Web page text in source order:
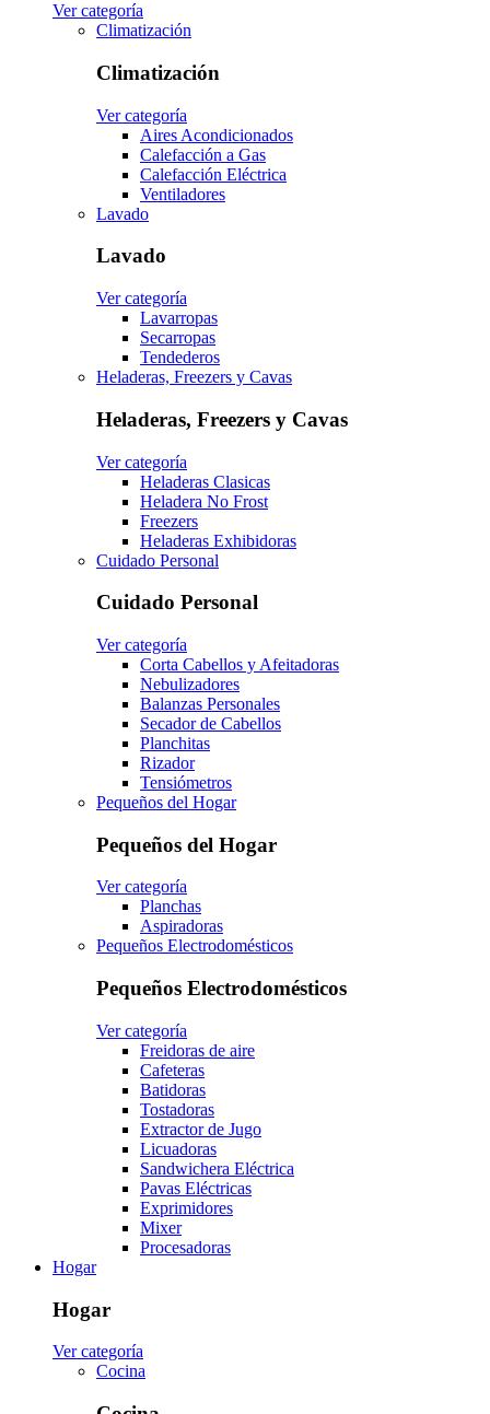
Ver categoría
Climatización
Climatización
Ver categoría
Aires Acondicionados
Calefacción a Gas
Calefacción Eléctrica
Ventiladores
Lavado
Lavado
Ver categoría
Lavarropas
Secarropas
Tendederos
Heladeras, Freezers y Cavas
Heladeras, Freezers y Cavas
Ver categoría
Heladeras Clasicas
Heladera No Frost
Freezers
Heladeras Exhibidoras
Cuidado Personal
Cuidado Personal
Ver categoría
Corta Cabellos y Afeitadoras
Nebulizadores
Balanzas Personales
Secador de Cabellos
Planchitas
Rizador
Tensiómetros
Pequeños del Hogar
Pequeños del Hogar
Ver categoría
Planchas
Aspiradoras
Pequeños Electrodomésticos
Pequeños Electrodomésticos
Ver categoría
Freidoras de aire
Cafeteras
Batidoras
Tostadoras
Extractor de Jugo
Licuadoras
Sandwichera Eléctrica
Pavas Eléctricas
Exprimidores
Mixer
Procesadoras
Hogar
Hogar
Ver categoría
Cocina